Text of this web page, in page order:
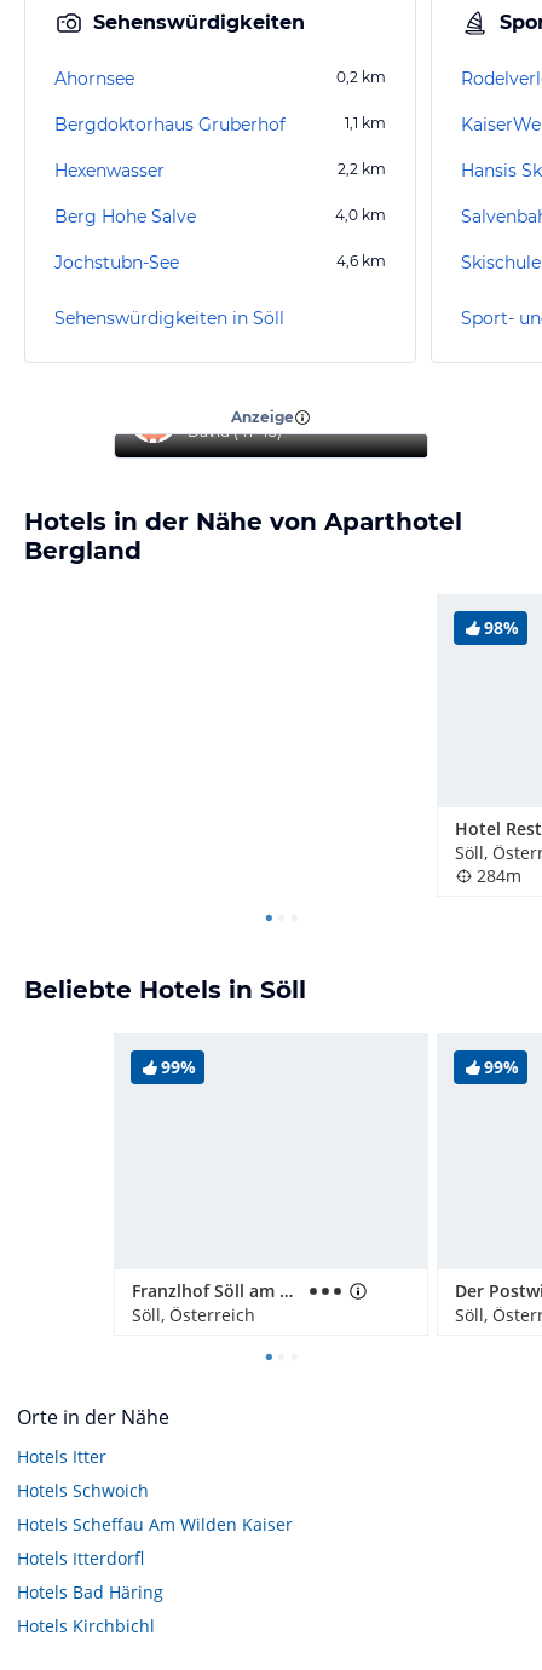
Sehenswürdigkeiten
Ahornsee 0,2 km
Bergdoktorhaus Gruberhof 1,1 km
Hexenwasser 2,2 km
Berg Hohe Salve 4,0 km
Jochstubn-See 4,6 km
Sehenswürdigkeiten in Söll Sport-
Anzeige
David (41-45)
Hotels in der Nähe von Aparthotel
Bergland
98%
Söll,
284m
Beliebte Hotels in Söll
99%
Franzlhof Söll am Wilden Kaiser
Söll, Österreich
99%
Der
Söll,
Orte in der Nähe
Hotels Itter
Hotels Schwoich
Hotels Scheffau Am Wilden Kaiser
Hotels Itterdorfl
Hotels Bad Häring
Hotels Kirchbichl